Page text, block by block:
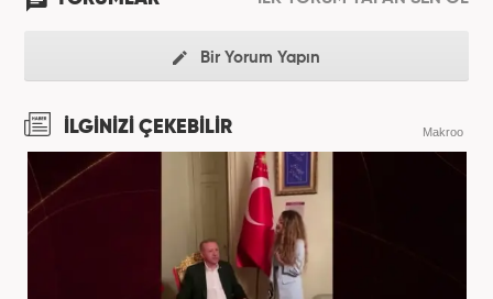
Bir Yorum Yapın
İLGİNİZİ ÇEKEBİLİR Makroo